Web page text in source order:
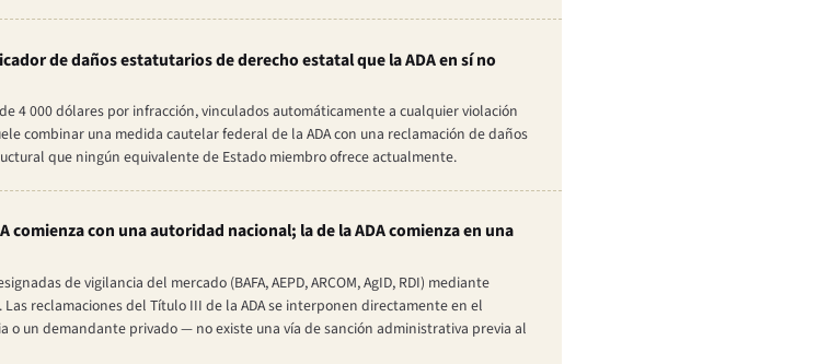
de daños estatutarios de derecho estatal que la ADA en sí no
4 000 dólares por infracción, vinculados automáticamente a cualquier violación
combinar una medida cautelar federal de la ADA con una reclamación de daños
que ningún equivalente de Estado miembro ofrece actualmente.
comienza con una autoridad nacional; la de la ADA comienza en una
de vigilancia del mercado (BAFA, AEPD, ARCOM, AgID, RDI) mediante
reclamaciones del Título III de la ADA se interponen directamente en el
o un demandante privado — no existe una vía de sanción administrativa previa al